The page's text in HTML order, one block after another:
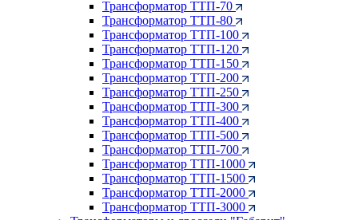
Трансформатор ТТП-70
Трансформатор ТТП-80
Трансформатор ТТП-100
Трансформатор ТТП-120
Трансформатор ТТП-150
Трансформатор ТТП-200
Трансформатор ТТП-250
Трансформатор ТТП-300
Трансформатор ТТП-400
Трансформатор ТТП-500
Трансформатор ТТП-700
Трансформатор ТТП-1000
Трансформатор ТТП-1500
Трансформатор ТТП-2000
Трансформатор ТТП-3000